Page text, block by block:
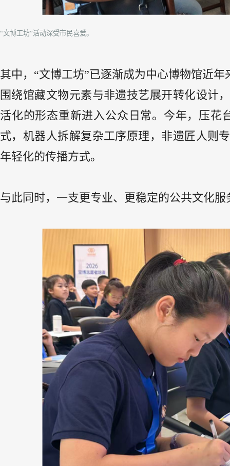
“文博工坊”活动深受市民喜爱。
其中，“文博工坊”已逐渐成为中心博物馆近
围绕馆藏文物元素与非遗技艺展开转化设计
活化的形态重新进入公众日常。今年，压花
式，机器人拆解复杂工序原理，非遗匠人则
年轻化的传播方式。
与此同时，一支更专业、更稳定的公共文化